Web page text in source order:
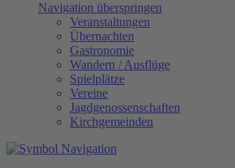
Navigation überspringen
Veranstaltungen
Übernachten
Gastronomie
Wandern / Ausflüge
Spielplätze
Vereine
Jagdgenossenschaften
Kirchgemeinden